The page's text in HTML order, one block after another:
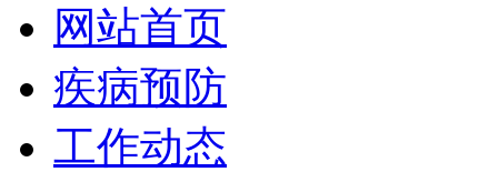
网站首页
疾病预防
工作动态